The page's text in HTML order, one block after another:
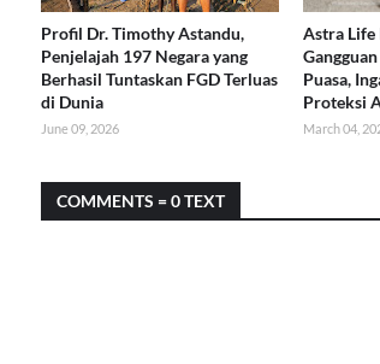
Profil Dr. Timothy Astandu,
Penjelajah 197 Negara yang
Berhasil Tuntaskan FGD Terluas
di Dunia
June 09, 2026
Astra Life
Puasa,
Proteksi
March 04,
COMMENTS = 0 TEXT